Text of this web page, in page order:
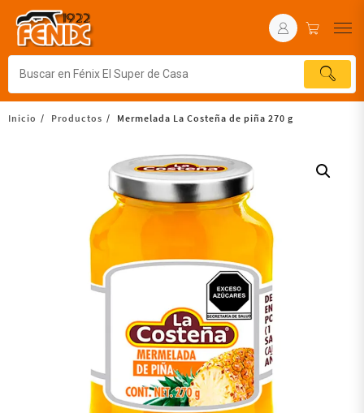
Inicio Productos Mermelada La Costeña de piña 270 g